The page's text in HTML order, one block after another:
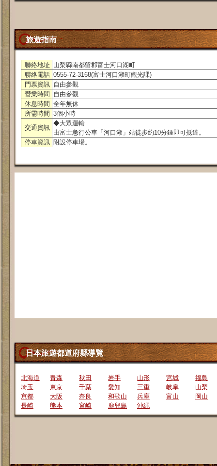
旅遊指南
聯絡地址 山梨縣南都留郡富士河口湖町
聯絡電話 0555-72-3168(富士河口湖町觀光課)
門票資訊 自由參觀
營業時間
自由參觀
休息時間 全年無休
所需時間 3個小時
交通資訊
◆大眾運輸
由富士急行公車「河口湖」站徒歩約10分鍾即可抵達。
停車資訊 附設停車場。
日本旅遊都道府縣導覽
北海道 青森 秋田 岩手 山形 宮城
福島
埼玉
東京 千葉 愛知 三重 岐阜
山梨
京都
大阪 奈良 和歌山 兵庫 富山
岡山
長崎
熊本 宮崎 鹿兒島 沖繩